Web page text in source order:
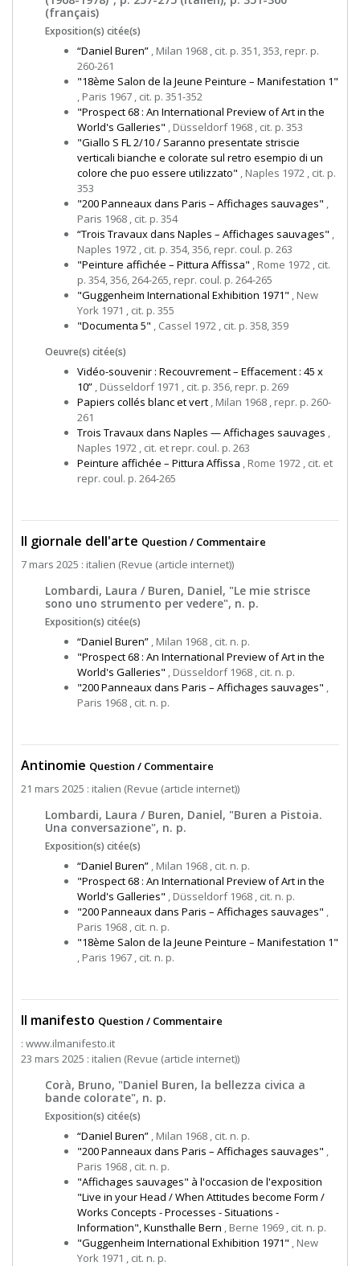
(français)
Exposition(s) citée(s)
“Daniel Buren” , Milan 1968 , cit. p. 351, 353, repr. p.
260-261
"18ème Salon de la Jeune Peinture – Manifestation 1"
, Paris 1967 , cit. p. 351-352
"Prospect 68 : An International Preview of Art in the
World's Galleries" , Düsseldorf 1968 , cit. p. 353
"Giallo S FL 2/10 / Saranno presentate striscie
verticali bianche e colorate sul retro esempio di un
colore che puo essere utilizzato" , Naples 1972 , cit. p.
353
"200 Panneaux dans Paris – Affichages sauvages" ,
Paris 1968 , cit. p. 354
“Trois Travaux dans Naples – Affichages sauvages" ,
Naples 1972 , cit. p. 354, 356, repr. coul. p. 263
"Peinture affichée – Pittura Affissa" , Rome 1972 , cit.
p. 354, 356, 264-265, repr. coul. p. 264-265
"Guggenheim International Exhibition 1971" , New
York 1971 , cit. p. 355
"Documenta 5" , Cassel 1972 , cit. p. 358, 359
Oeuvre(s) citée(s)
Vidéo-souvenir : Recouvrement – Effacement : 45 x
10” , Düsseldorf 1971 , cit. p. 356, repr. p. 269
Papiers collés blanc et vert , Milan 1968 , repr. p. 260-
261
Trois Travaux dans Naples — Affichages sauvages ,
Naples 1972 , cit. et repr. coul. p. 263
Peinture affichée – Pittura Affissa , Rome 1972 , cit. et
repr. coul. p. 264-265
Il giornale dell'arte Question / Commentaire
7 mars 2025 : italien (Revue (article internet))
Lombardi, Laura / Buren, Daniel, "Le mie strisce
sono uno strumento per vedere", n. p.
Exposition(s) citée(s)
“Daniel Buren” , Milan 1968 , cit. n. p.
"Prospect 68 : An International Preview of Art in the
World's Galleries" , Düsseldorf 1968 , cit. n. p.
"200 Panneaux dans Paris – Affichages sauvages" ,
Paris 1968 , cit. n. p.
Antinomie Question / Commentaire
21 mars 2025 : italien (Revue (article internet))
Lombardi, Laura / Buren, Daniel, "Buren a Pistoia.
Una conversazione", n. p.
Exposition(s) citée(s)
“Daniel Buren” , Milan 1968 , cit. n. p.
"Prospect 68 : An International Preview of Art in the
World's Galleries" , Düsseldorf 1968 , cit. n. p.
"200 Panneaux dans Paris – Affichages sauvages" ,
Paris 1968 , cit. n. p.
"18ème Salon de la Jeune Peinture – Manifestation 1"
, Paris 1967 , cit. n. p.
Il manifesto Question / Commentaire
: www.ilmanifesto.it
23 mars 2025 : italien (Revue (article internet))
Corà, Bruno, "Daniel Buren, la bellezza civica a
bande colorate", n. p.
Exposition(s) citée(s)
“Daniel Buren” , Milan 1968 , cit. n. p.
"200 Panneaux dans Paris – Affichages sauvages" ,
Paris 1968 , cit. n. p.
"Affichages sauvages" à l'occasion de l'exposition
"Live in your Head / When Attitudes become Form /
Works Concepts - Processes - Situations -
Information", Kunsthalle Bern , Berne 1969 , cit. n. p.
"Guggenheim International Exhibition 1971" , New
York 1971 , cit. n. p.